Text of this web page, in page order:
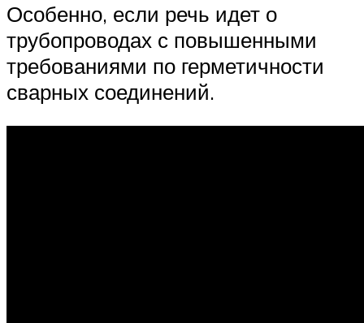
Особенно, если речь идет о
трубопроводах с повышенными
требованиями по герметичности
сварных соединений.